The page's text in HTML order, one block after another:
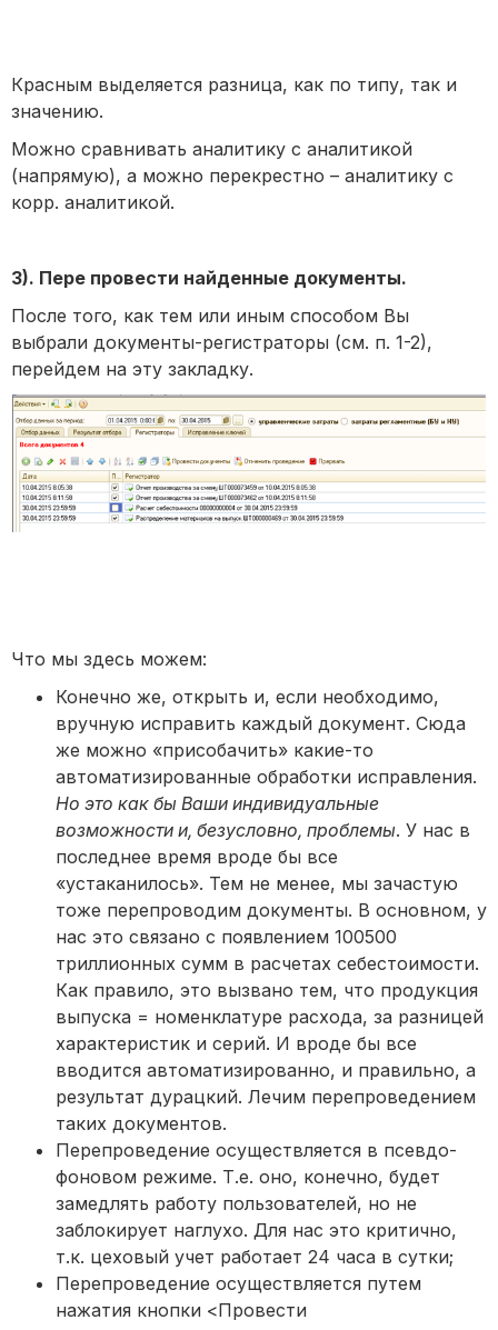
Красным выделяется разница, как по типу, так и
значению.
Можно сравнивать аналитику с аналитикой
(напрямую), а можно перекрестно – аналитику с
корр. аналитикой.
3). Пере провести найденные документы.
После того, как тем или иным способом Вы
выбрали документы-регистраторы (см. п. 1-2),
перейдем на эту закладку.
Что мы здесь можем:
Конечно же, открыть и, если необходимо,
вручную исправить каждый документ. Сюда
же можно «присобачить» какие-то
автоматизированные обработки исправления.
Но это как бы Ваши индивидуальные
возможности и, безусловно, проблемы. У нас в
последнее время вроде бы все
«устаканилось». Тем не менее, мы зачастую
тоже перепроводим документы. В основном, у
нас это связано с появлением 100500
триллионных сумм в расчетах себестоимости.
Как правило, это вызвано тем, что продукция
выпуска = номенклатуре расхода, за разницей
характеристик и серий. И вроде бы все
вводится автоматизированно, и правильно, а
результат дурацкий. Лечим перепроведением
таких документов.
Перепроведение осуществляется в псевдо-
фоновом режиме. Т.е. оно, конечно, будет
замедлять работу пользователей, но не
заблокирует наглухо. Для нас это критично,
т.к. цеховый учет работает 24 часа в сутки;
Перепроведение осуществляется путем
нажатия кнопки <Провести